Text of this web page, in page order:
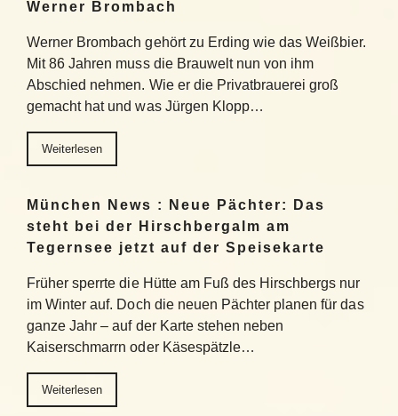
Werner Brombach
Werner Brombach gehört zu Erding wie das Weißbier.
Mit 86 Jahren muss die Brauwelt nun von ihm
Abschied nehmen. Wie er die Privatbrauerei groß
gemacht hat und was Jürgen Klopp…
Weiterlesen
München News : Neue Pächter: Das
steht bei der Hirschbergalm am
Tegernsee jetzt auf der Speisekarte
Früher sperrte die Hütte am Fuß des Hirschbergs nur
im Winter auf. Doch die neuen Pächter planen für das
ganze Jahr – auf der Karte stehen neben
Kaiserschmarrn oder Käsespätzle…
Weiterlesen